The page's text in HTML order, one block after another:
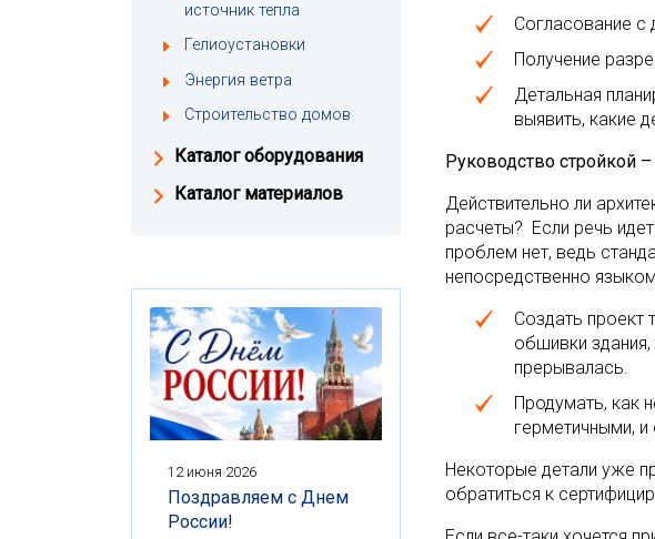
Согласование
Получение
Детальная
выявить, какие
Руководство стройкой
Действительно ли
расчеты? Если речь
проблем нет, ведь
непосредственно
Создать проект
обшивки здания,
прерывалась.
Продумать, как
герметичными, и
Некоторые детали уже
обратиться к
источник тепла
Гелиоустановки
Энергия ветра
Строительство домов
Каталог оборудования
Каталог материалов
12 июня 2026
Поздравляем с Днем
России!